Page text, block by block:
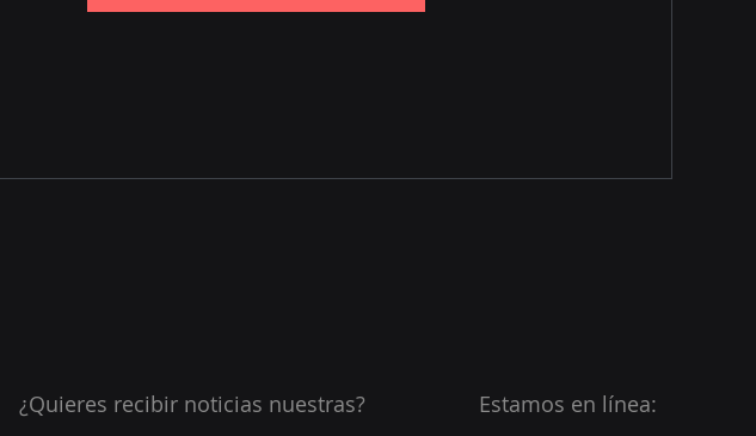
¿Quieres recibir noticias nuestras? Estamos en línea: